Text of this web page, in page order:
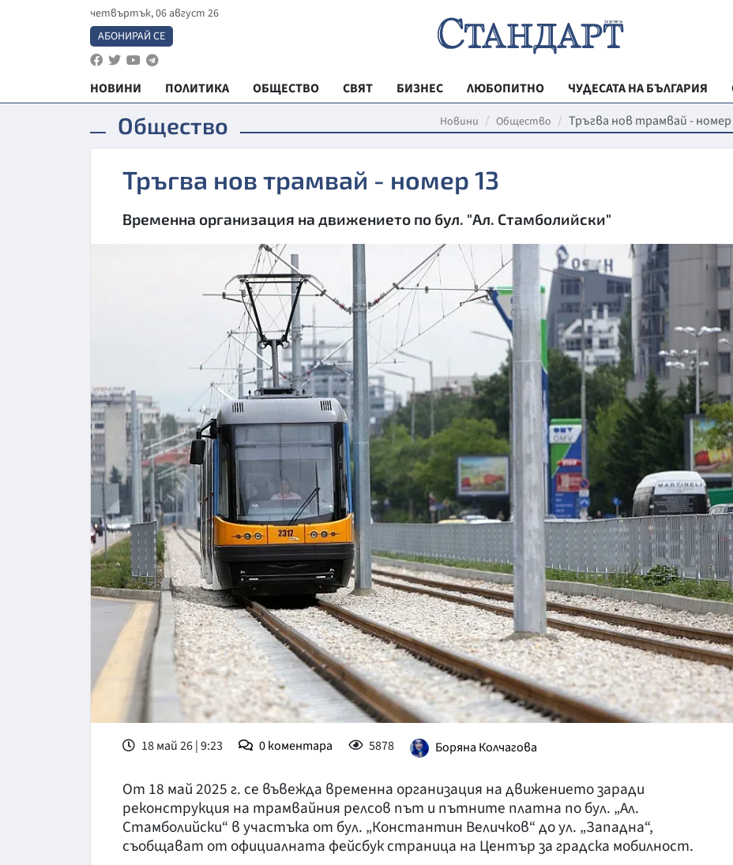
четвъртък, 06 август 26
АБОНИРАЙ СЕ
НОВИНИ ПОЛИТИКА ОБЩЕСТВО СВЯТ БИЗНЕС ЛЮБОПИТНО ЧУДЕСАТА НА БЪЛГАРИЯ
РЕГИОНАЛНИ
ВЕСТНИК
МЛАДЕЖКА
МОЯТ ГРАД
ТЕХНОЛОГИИ
ДА!НА
ДА! НА
КУЛТУРА
ПРАВОСЪДИЕ
КРИМИ
ВЯРА
ОБЯВИ
ВОЙНАТА В
ВРЕМЕТО
Общество Новини Общество Тръгва нов трамвай - номер
Тръгва нов трамвай - номер 13
Временна организация на движението по бул. "Ал. Стамболийски"
18 май 26 | 9:23 0коментара 5878 Боряна Колчагова
От 18 май 2025 г. се въвежда временна организация на движението заради
реконструкция на трамвайния релсов път и пътните платна по бул. „Ал.
Стамболийски“ в участъка от бул. „Константин Величков“ до ул. „Западна“,
съобщават от официалната фейсбук страница на Център за градска мобилност.